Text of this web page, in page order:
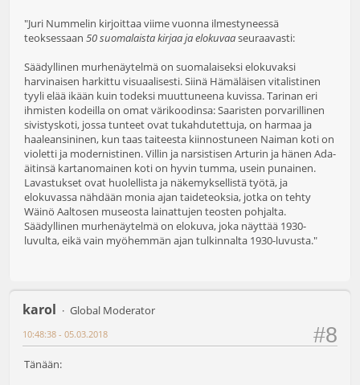
"Juri Nummelin kirjoittaa viime vuonna ilmestyneessä
teoksessaan 50 suomalaista kirjaa ja elokuvaaseuraavasti:
Säädyllinen murhenäytelmä on suomalaiseksi elokuvaksi
harvinaisen harkittu visuaalisesti. Siinä Hämäläisen vitalistinen
tyyli elää ikään kuin todeksi muuttuneena kuvissa. Tarinan eri
ihmisten kodeilla on omat värikoodinsa: Saaristen porvarillinen
sivistyskoti, jossa tunteet ovat tukahdutettuja, on harmaa ja
haaleansininen, kun taas taiteesta kiinnostuneen Naiman koti on
violetti ja modernistinen. Villin ja narsistisen Arturin ja hänen Ada-
äitinsä kartanomainen koti on hyvin tumma, usein punainen.
Lavastukset ovat huolellista ja näkemyksellistä työtä, ja
elokuvassa nähdään monia ajan taideteoksia, jotka on tehty
Wäinö Aaltosen museosta lainattujen teosten pohjalta.
Säädyllinen murhenäytelmä on elokuva, joka näyttää 1930-
luvulta, eikä vain myöhemmän ajan tulkinnalta 1930-luvusta."
karol Global Moderator
#8
10:48:38 - 05.03.2018
Tänään: